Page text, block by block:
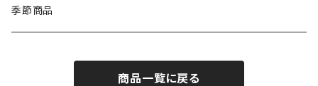
季節商品
商品一覧に戻る